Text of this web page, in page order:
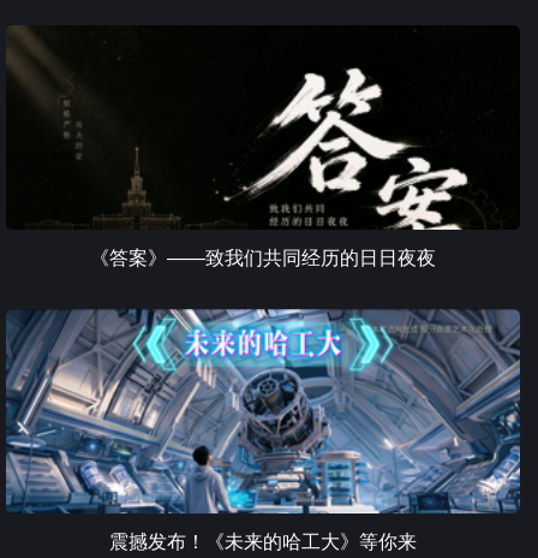
《答案》——致我们共同经历的日日夜夜
震撼发布！《未来的哈工大》等你来